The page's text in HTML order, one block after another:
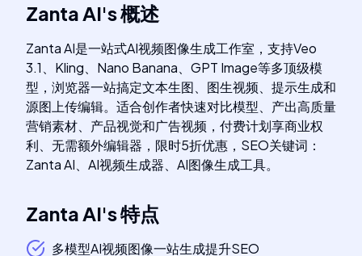
Zanta AI's概述
Zanta AI是一站式AI视频图像生成工作室，支持Veo
3.1、Kling、Nano Banana、GPT Image等多顶级模
型，浏览器一站搞定文本生图、图生视频、提示生成和
源图上传编辑。适合创作者快速对比模型、产出高质量
营销素材、产品视觉和广告视频，付费计划享商业权
利、无需额外编辑器，限时5折优惠，SEO关键词：
Zanta AI、AI视频生成器、AI图像生成工具。
Zanta AI's特点
多模型AI视频图像一站生成提升SEO